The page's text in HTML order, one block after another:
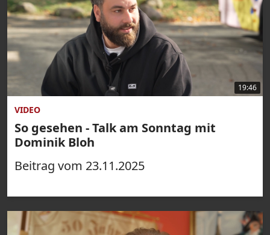
19:46
VIDEO
So gesehen - Talk am Sonntag mit
Dominik Bloh
Beitrag vom 23.11.2025